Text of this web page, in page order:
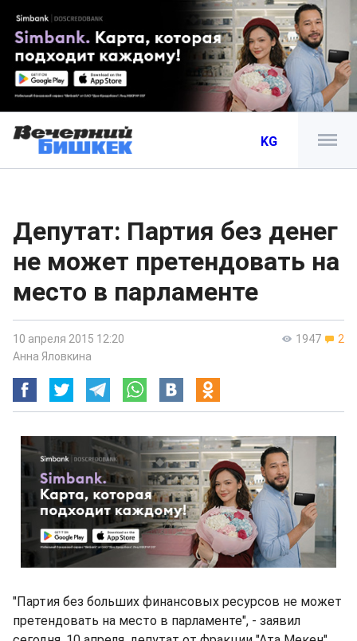
KG
Депутат: Партия без денег
не может претендовать на
место в парламенте
1947 2
10 апреля 2015 12:20
Анна Яловкина
"Партия без больших финансовых ресурсов не может
претендовать на место в парламенте", - заявил